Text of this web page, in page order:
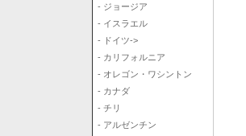
- ジョージア
- イスラエル
- ドイツ->
- カリフォルニア
- オレゴン・ワシントン
- カナダ
- チリ
- アルゼンチン